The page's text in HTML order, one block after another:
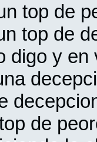
top de
top de
digo y
de